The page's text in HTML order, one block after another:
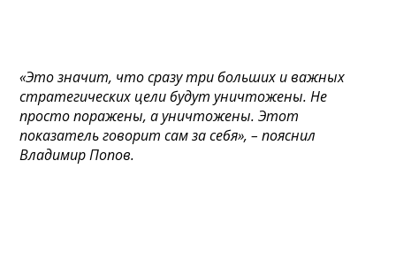
«Это значит, что сразу три больших и важных
стратегических цели будут уничтожены. Не
просто поражены, а уничтожены. Этот
показатель говорит сам за себя», – пояснил
Владимир Попов.